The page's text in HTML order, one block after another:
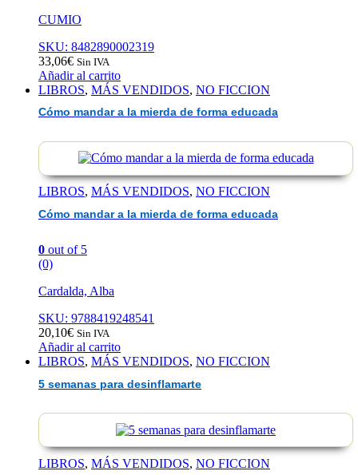
CUMIO
SKU: 8482890002319
33,06€ Sin IVA
Añadir al carrito
LIBROS, MÁS VENDIDOS, NO FICCION
Cómo mandar a la mierda de forma educada
LIBROS, MÁS VENDIDOS, NO FICCION
Cómo mandar a la mierda de forma educada
0 out of 5
(0)
Cardalda, Alba
SKU: 9788419248541
20,10€ Sin IVA
Añadir al carrito
LIBROS, MÁS VENDIDOS, NO FICCION
5 semanas para desinflamarte
LIBROS, MÁS VENDIDOS, NO FICCION